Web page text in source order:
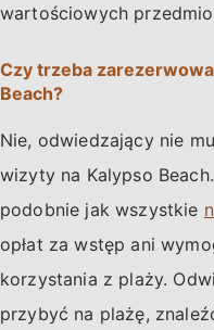
wartościowych
Czy trzeba
Beach?
Nie, odwiedzający nie
wizyty na Kalypso
podobnie jak wszystkie
opłat za wstęp ani
korzystania z plaży.
przybyć na plażę,